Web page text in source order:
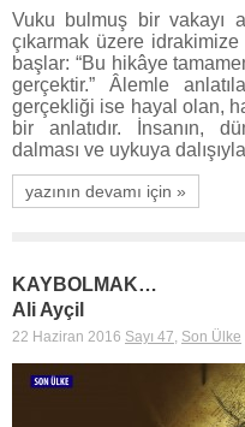
Vuku bulmuş bir vakayı
çıkarmak üzere
başlar: “Bu hikâye
gerçektir.” Âlemle
gerçekliği ise hayal olan,
bir anlatıdır. İnsanın,
dalması ve uykuya
yazının devamı için »
KAYBOLMAK…
Ali Ayçil
22 Haziran 2016 Sayı 47, Son Ülke